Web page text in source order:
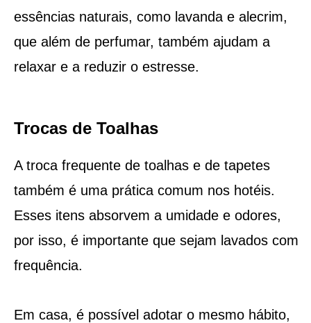
essências naturais, como lavanda e alecrim,
que além de perfumar, também ajudam a
relaxar e a reduzir o estresse.
Trocas de Toalhas
A troca frequente de toalhas e de tapetes
também é uma prática comum nos hotéis.
Esses itens absorvem a umidade e odores,
por isso, é importante que sejam lavados com
frequência.
Em casa, é possível adotar o mesmo hábito,